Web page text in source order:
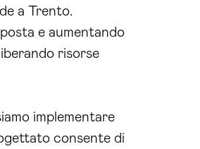
a Trento.
e aumentando
risorse
implementare
consente di